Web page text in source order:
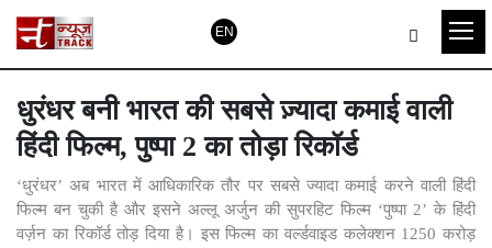
EN
धुरंधर बनी भारत की सबसे ज़्यादा कमाई वाली
हिंदी फिल्म, पुष्पा 2 का तोड़ा रिकॉर्ड
‘धुरंधर’ अब भारत में आधिकारिक तौर पर सबसे ज्यादा कमाई करने वाली हिंदी
फिल्म बन चुकी है और इसने अल्लू अर्जुन की सुपरहिट फिल्म ‘पुष्पा 2’ के हिंदी
वर्ज़न का रिकॉर्ड तोड़ दिया है। इस फिल्म का वर्ल्डवाइड कलेक्शन 1250 करोड़